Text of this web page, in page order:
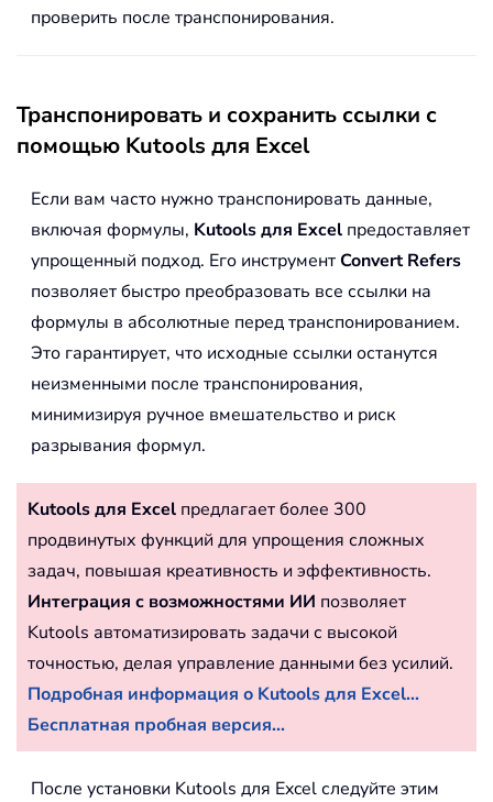
проверить после транспонирования.
Транспонировать и сохранить ссылки с
помощью Kutools для Excel
Если вам часто нужно транспонировать данные,
включая формулы, Kutools для Excel предоставляет
упрощенный подход. Его инструментConvert Refers
позволяет быстро преобразовать все ссылки на
формулы в абсолютные перед транспонированием.
Это гарантирует, что исходные ссылки останутся
неизменными после транспонирования,
минимизируя ручное вмешательство и риск
разрывания формул.
Kutools для Excel предлагает более 300
продвинутых функций для упрощения сложных
задач, повышая креативность и эффективность.
Интеграция с возможностями ИИ позволяет
Kutools автоматизировать задачи с высокой
точностью, делая управление данными без усилий.
Подробная информация о Kutools для Excel...
Бесплатная пробная версия...
После установки Kutools для Excel следуйте этим